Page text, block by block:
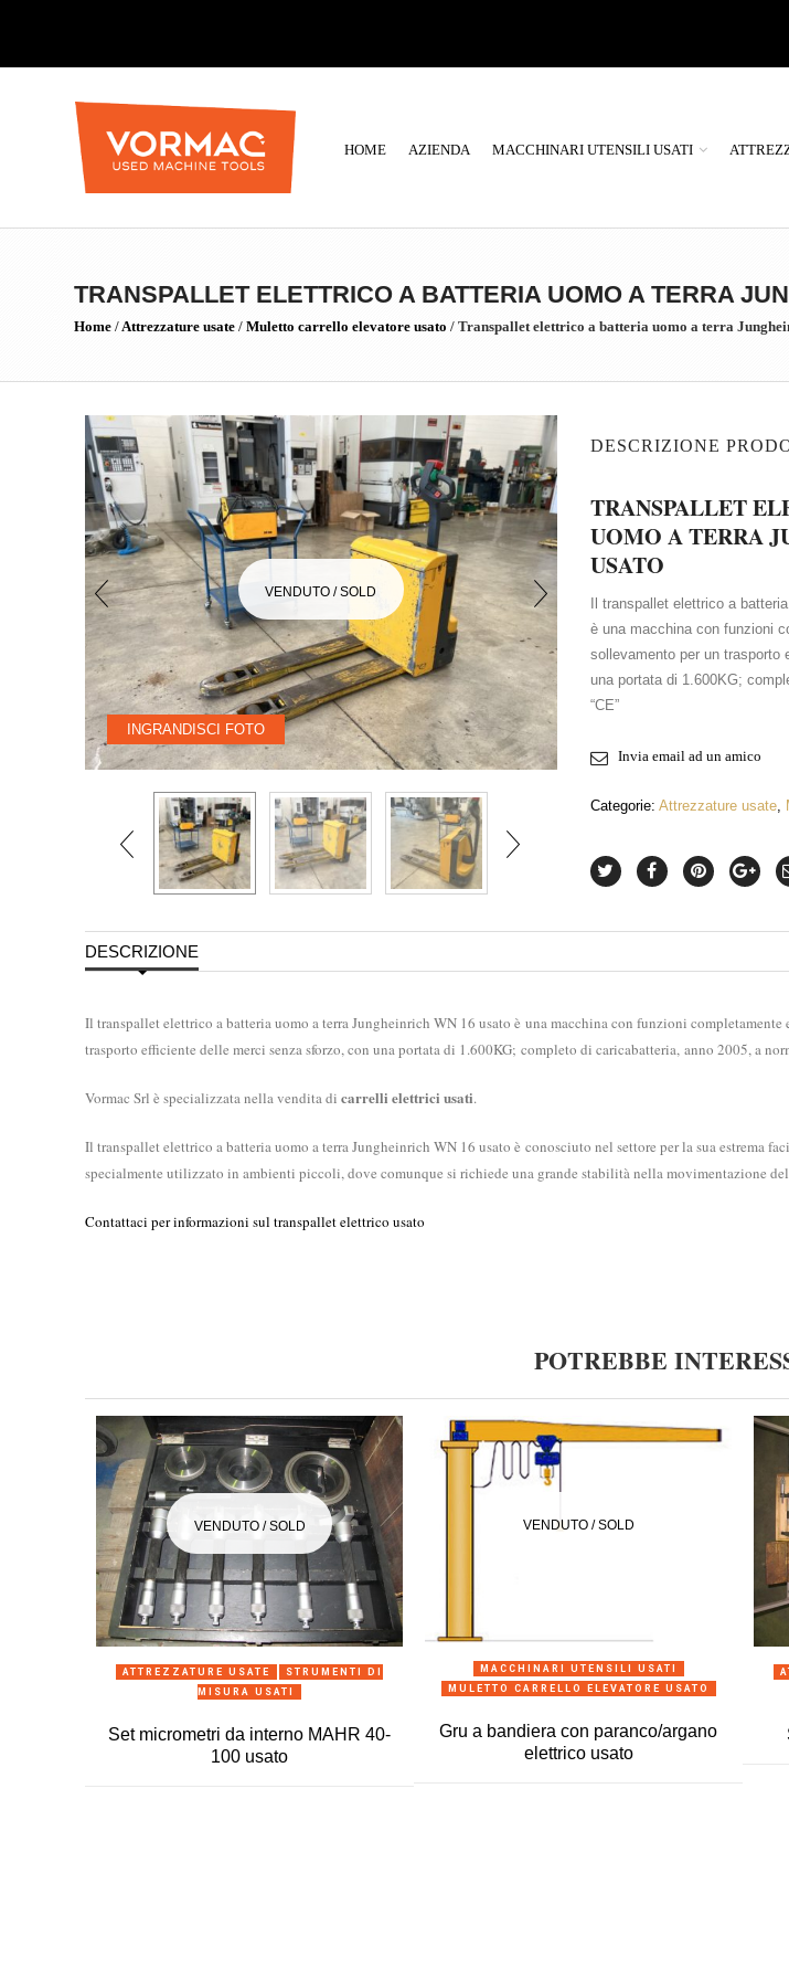
HOME AZIENDA MACCHINARI UTENSILI USATI
TRANSPALLET ELETTRICO A BATTERIA UOMO A TERRA
Home /Attrezzature usate / Muletto carrello elevatore usato / Transpallet elettrico a batteria uomo a terra
VENDUTO / SOLD
INGRANDISCI FOTO
DESCRIZIONE
TRANSPALLET
UOMO A TERRA
USATO
Il transpallet elettrico a
è una macchina con funzioni
sollevamento per un
una portata di 1.600KG;
“CE”
Invia email ad un amico
Categorie: Attrezzature usate,
DESCRIZIONE
Il transpallet elettrico a batteria uomo a terra Jungheinrich WN 16 usato è una macchina con funzioni
trasporto efficiente delle merci senza sforzo, con una portata di 1.600KG; completo di caricabatteria, anno 2005, a
Vormac Srl è specializzata nella vendita di carrelli elettrici usati.
Il transpallet elettrico a batteria uomo a terra Jungheinrich WN 16 usato è conosciuto nel settore per la sua estrema
specialmente utilizzato in ambienti piccoli, dove comunque si richiede una grande stabilità nella movimentazione
Contattaci per informazioni sul transpallet elettrico usato
POTREBBE
VENDUTO / SOLD
ANTEPRIMA
ATTREZZATURE USATE
STRUMENTI DI
MISURA USATI
Set micrometri da interno MAHR 40-
100 usato
VENDUTO / SOLD
ANTEPRIMA
MACCHINARI UTENSILI USATI
MULETTO CARRELLO ELEVATORE USATO
Gru a bandiera con paranco/argano
elettrico usato